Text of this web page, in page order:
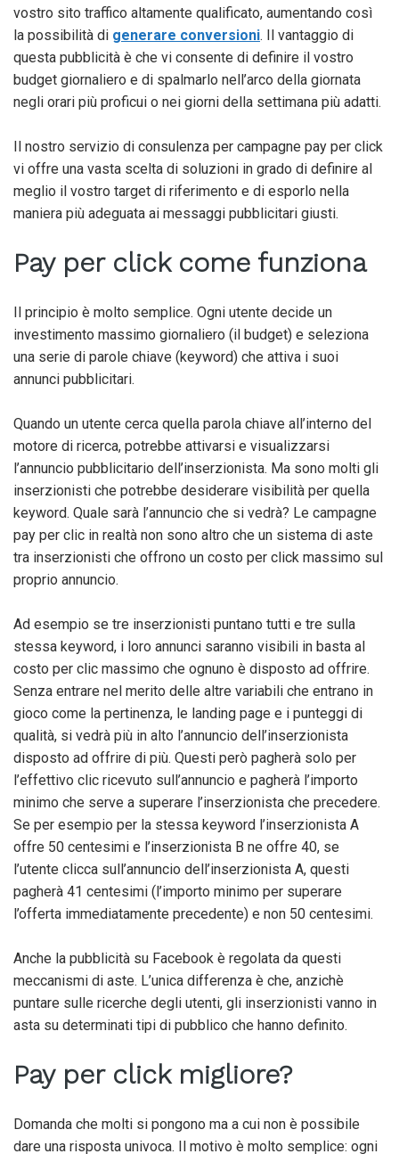
vostro sito traffico altamente qualificato, aumentando così
la possibilità di generare conversioni. Il vantaggio di
questa pubblicità è che vi consente di definire il vostro
budget giornaliero e di spalmarlo nell’arco della giornata
negli orari più proficui o nei giorni della settimana più adatti.
Il nostro servizio di consulenza per campagne pay per click
vi offre una vasta scelta di soluzioni in grado di definire al
meglio il vostro target di riferimento e di esporlo nella
maniera più adeguata ai messaggi pubblicitari giusti.
Pay per click come funziona
Il principio è molto semplice. Ogni utente decide un
investimento massimo giornaliero (il budget) e seleziona
una serie di parole chiave (keyword) che attiva i suoi
annunci pubblicitari.
Quando un utente cerca quella parola chiave all’interno del
motore di ricerca, potrebbe attivarsi e visualizzarsi
l’annuncio pubblicitario dell’inserzionista. Ma sono molti gli
inserzionisti che potrebbe desiderare visibilità per quella
keyword. Quale sarà l’annuncio che si vedrà? Le campagne
pay per clic in realtà non sono altro che un sistema di aste
tra inserzionisti che offrono un costo per click massimo sul
proprio annuncio.
Ad esempio se tre inserzionisti puntano tutti e tre sulla
stessa keyword, i loro annunci saranno visibili in basta al
costo per clic massimo che ognuno è disposto ad offrire.
Senza entrare nel merito delle altre variabili che entrano in
gioco come la pertinenza, le landing page e i punteggi di
qualità, si vedrà più in alto l’annuncio dell’inserzionista
disposto ad offrire di più. Questi però pagherà solo per
l’effettivo clic ricevuto sull’annuncio e pagherà l’importo
minimo che serve a superare l’inserzionista che precedere.
Se per esempio per la stessa keyword l’inserzionista A
offre 50 centesimi e l’inserzionista B ne offre 40, se
l’utente clicca sull’annuncio dell’inserzionista A, questi
pagherà 41 centesimi (l’importo minimo per superare
l’offerta immediatamente precedente) e non 50 centesimi.
Anche la pubblicità su Facebook è regolata da questi
meccanismi di aste. L’unica differenza è che, anzichè
puntare sulle ricerche degli utenti, gli inserzionisti vanno in
asta su determinati tipi di pubblico che hanno definito.
Pay per click migliore?
Domanda che molti si pongono ma a cui non è possibile
dare una risposta univoca. Il motivo è molto semplice: ogni